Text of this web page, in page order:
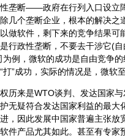
垄断——政府在行列入口设立
几个垄断企业，根本的解决之
做软件，剩下来的竞争结果可
行政性垄断，不要去干涉它(
例，微软的成功是自由竞争
”成功，实际的情况是，微软
历来是WTO谈判、发达国家
无疑符合发达国家利益的最大
，因此发展中国家普遍主张放
件产品尤其如此。甚至有专家